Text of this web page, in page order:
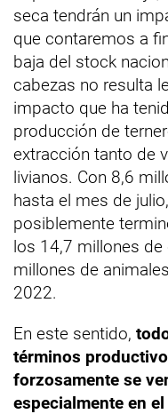
seca tendrán un
que contaremos a
baja del stock
cabezas no resulta
impacto que ha
producción de
extracción tanto de
livianos. Con 8,6
hasta el mes de
posiblemente
los 14,7 millones
millones de
2022.
En este sentido,
términos
forzosamente se
especialmente en